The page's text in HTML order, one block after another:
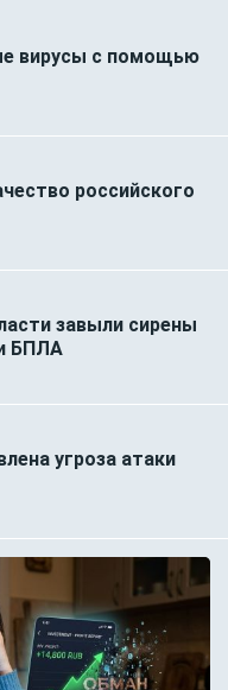
вирусы с помощью
российского
завыли сирены
БПЛА
угроза атаки